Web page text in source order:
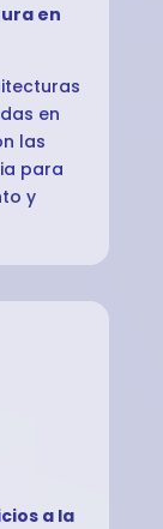
en
en
las
para
y
a la